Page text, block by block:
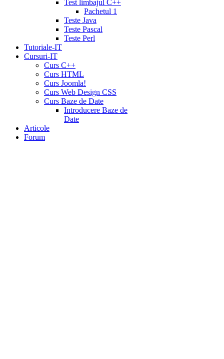
Test limbajul C++
Pachetul 1
Teste Java
Teste Pascal
Teste Perl
Tutoriale-IT
Cursuri-IT
Curs C++
Curs HTML
Curs Joomla!
Curs Web Design CSS
Curs Baze de Date
Introducere Baze de
Date
Articole
Forum